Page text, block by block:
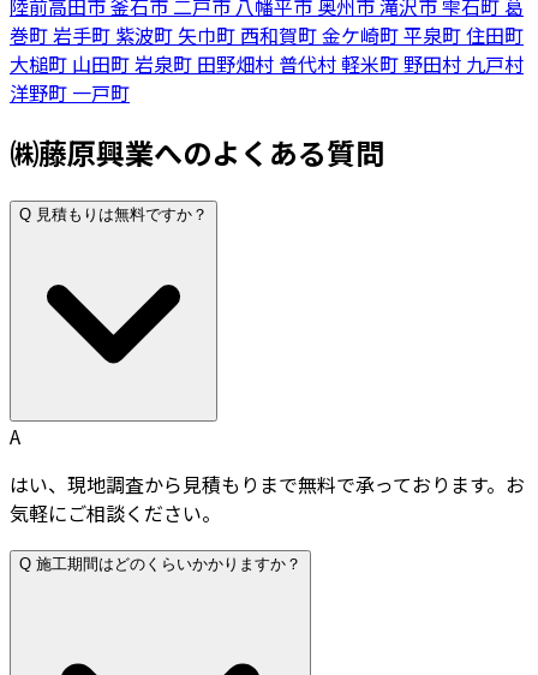
陸前高田市釜石市二戸市 八幡平市 奥州市滝沢市雫石町葛
巻町岩手町 紫波町矢巾町 西和賀町金ケ崎町平泉町住田町
大槌町 山田町岩泉町 田野畑村 普代村 軽米町野田村 九戸村
洋野町 一戸町
㈱藤原興業へのよくある質問
Q 見積もりは無料ですか？
A
はい、現地調査から見積もりまで無料で承っております。お
気軽にご相談ください。
Q 施工期間はどのくらいかかりますか？